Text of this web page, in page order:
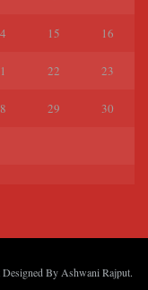
15 16
22 23
29 30
By Ashwani Rajput.